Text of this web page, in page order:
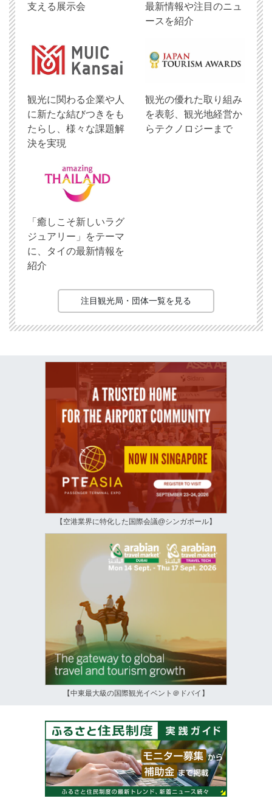
支える展示会
最新情報や注目のニュ
ースを紹介
観光に関わる企業や人
に新たな結びつきをも
たらし、様々な課題解
決を実現
観光の優れた取り組み
を表彰、観光地経営か
らテクノロジーまで
「癒しこそ新しいラグ
ジュアリー」をテーマ
に、タイの最新情報を
紹介
注目観光局・団体一覧を見る
【空港業界に特化した国際会議@シンガポール】
【中東最大級の国際観光イベント＠ドバイ】